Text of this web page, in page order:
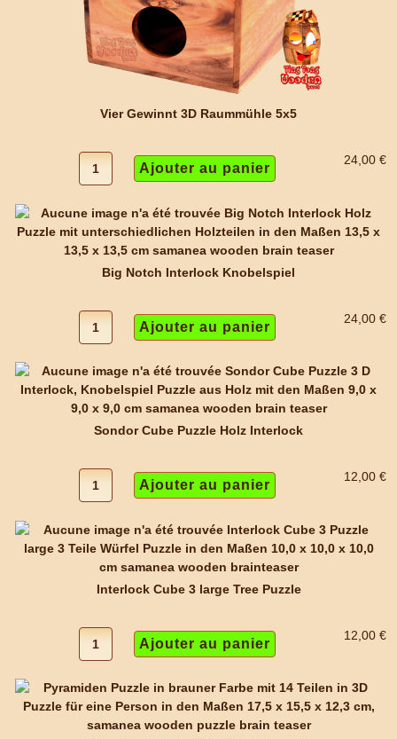
Vier Gewinnt 3D Raummühle 5x5
24,00 €
Big Notch Interlock Knobelspiel
24,00 €
Sondor Cube Puzzle Holz Interlock
12,00 €
Interlock Cube 3 large Tree Puzzle
12,00 €